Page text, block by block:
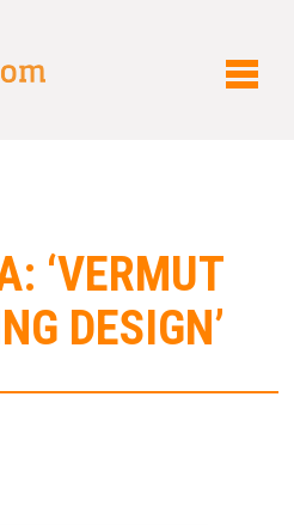
‘VERMUT
DESIGN’